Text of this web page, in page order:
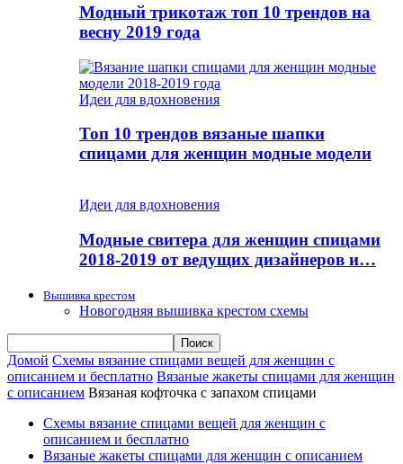
Модный трикотаж топ 10 трендов на
весну 2019 года
Идеи для вдохновения
Топ 10 трендов вязаные шапки
спицами для женщин модные модели
Идеи для вдохновения
Модные свитера для женщин спицами
2018-2019 от ведущих дизайнеров и…
Вышивка крестом
Новогодняя вышивка крестом схемы
Домой Схемы вязание спицами вещей для женщин с
описанием и бесплатно Вязаные жакеты спицами для женщин
с описанием Вязаная кофточка с запахом спицами
Схемы вязание спицами вещей для женщин с
описанием и бесплатно
Вязаные жакеты спицами для женщин с описанием